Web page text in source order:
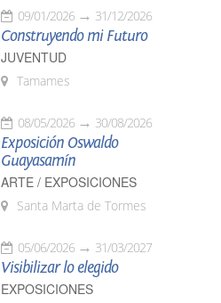
09/01/2026 31/12/2026
Construyendo mi Futuro
JUVENTUD
Tamames
08/05/2026 30/08/2026
Exposición Oswaldo
Guayasamín
ARTE / EXPOSICIONES
Santa Marta de Tormes
05/06/2026 31/03/2027
Visibilizar lo elegido
EXPOSICIONES